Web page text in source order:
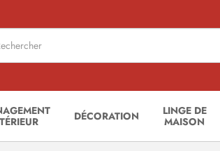
DÉCORATION
LINGE DE
MAISON